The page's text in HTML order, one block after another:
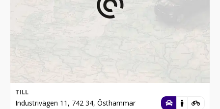
TILL
Industrivägen 11, 742 34, Östhammar